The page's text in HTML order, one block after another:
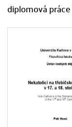
diplomová